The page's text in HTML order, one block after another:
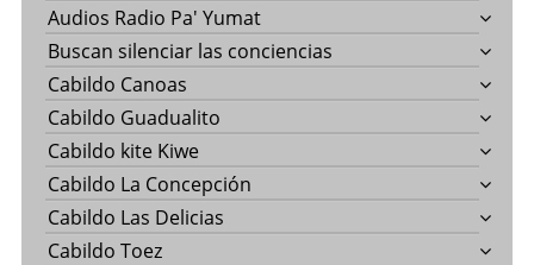
Audios Radio Pa' Yumat
Buscan silenciar las conciencias
Cabildo Canoas
Cabildo Guadualito
Cabildo kite Kiwe
Cabildo La Concepción
Cabildo Las Delicias
Cabildo Toez